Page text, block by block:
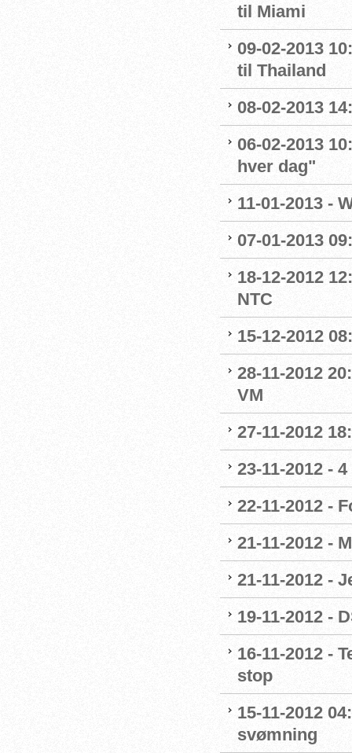
til Miami
09-02-2013
til Thailand
08-02-2013
06-02-2013
hver dag"
11-01-2013 -
07-01-2013
18-12-2012
NTC
15-12-2012
28-11-2012
VM
27-11-2012
23-11-2012 -
22-11-2012 -
21-11-2012 -
21-11-2012 -
19-11-2012 -
16-11-2012 -
stop
15-11-2012
svømning